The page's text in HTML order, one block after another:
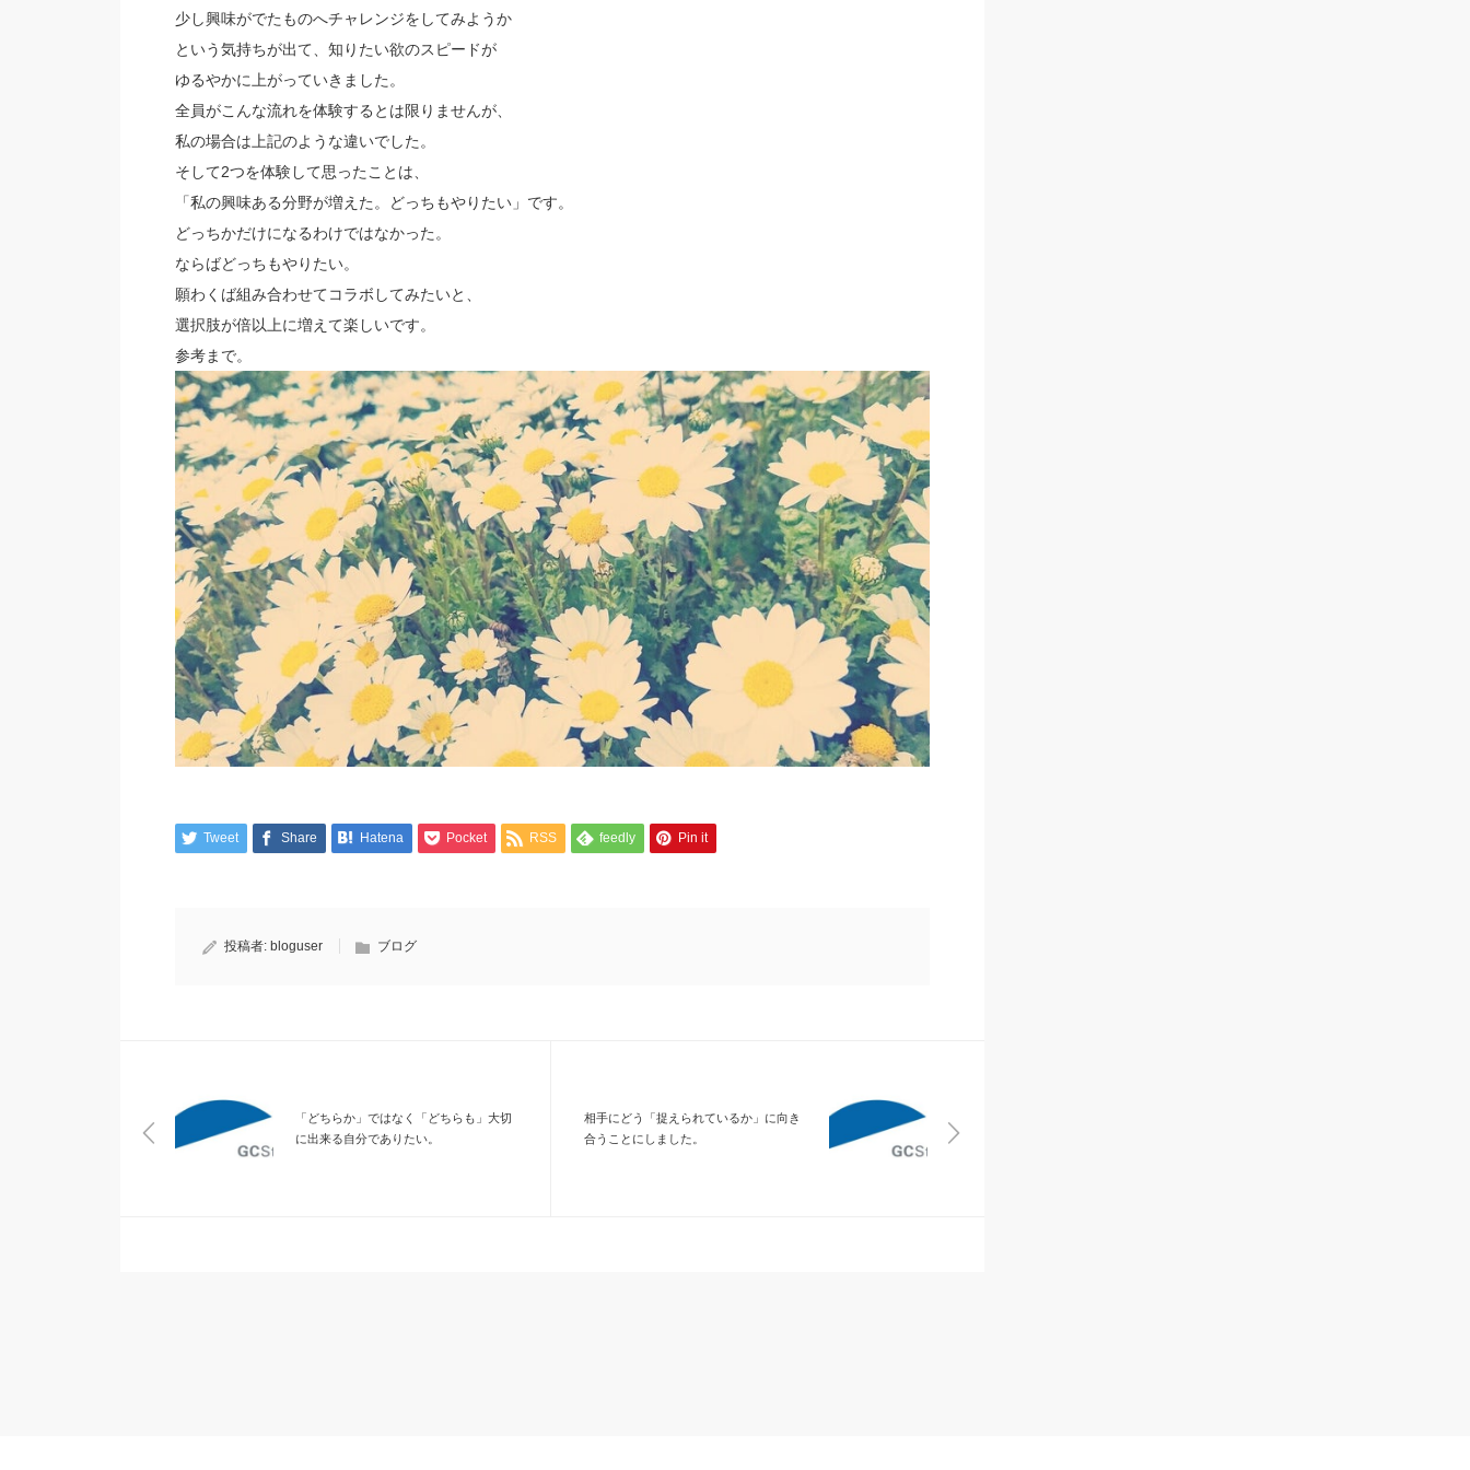
少し興味がでたものへチャレンジをしてみようか
という気持ちが出て、知りたい欲のスピードが
ゆるやかに上がっていきました。
全員がこんな流れを体験するとは限りませんが、
私の場合は上記のような違いでした。
そして2つを体験して思ったことは、
「私の興味ある分野が増えた。どっちもやりたい」です。
どっちかだけになるわけではなかった。
ならばどっちもやりたい。
願わくば組み合わせてコラボしてみたいと、
選択肢が倍以上に増えて楽しいです。
参考まで。
Tweet Share Hatena Pocket RSS feedly Pin it
投稿者: bloguser ブログ
「どちらか」ではなく「どちらも」大切
に出来る自分でありたい。
相手にどう「捉えられているか」に向き
合うことにしました。